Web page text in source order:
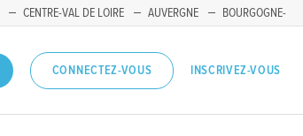
CENTRE-VAL DE LOIRE AUVERGNE
BOURGOGNE-
CONNECTEZ-VOUS INSCRIVEZ-VOUS